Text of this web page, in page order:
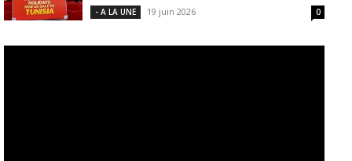
- A LA UNE 19 juin 2026 0